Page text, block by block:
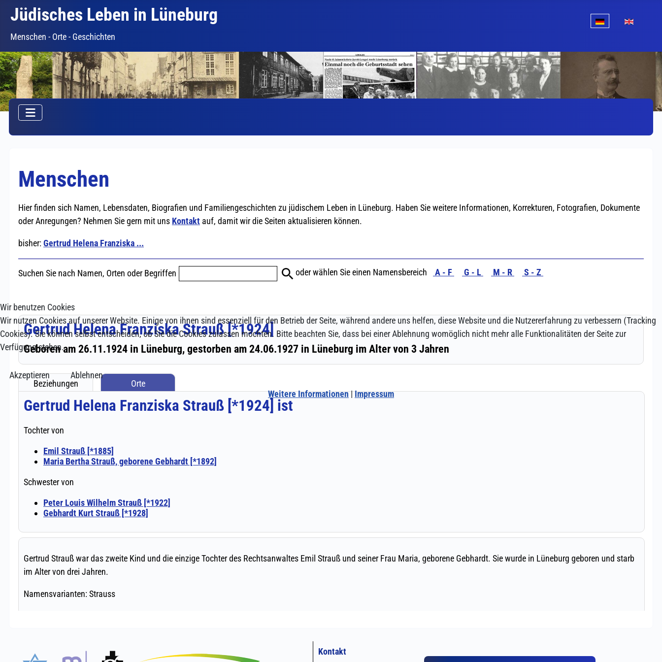
Jüdisches Leben in Lüneburg
Menschen - Orte - Geschichten
Kontakt
Wir benutzen Cookies
Wir nutzen Cookies auf unserer Website. Einige von ihnen sind essenziell für den Betrieb der Seite, während andere uns helfen, diese Website und die Nutzererfahrung zu verbessern (Tracking
Cookies). Sie können selbst entscheiden, ob Sie die Cookies zulassen möchten. Bitte beachten Sie, dass bei einer Ablehnung womöglich nicht mehr alle Funktionalitäten der Seite zur
Verfügung stehen.
Akzeptieren
Ablehnen
Weitere Informationen|Impressum